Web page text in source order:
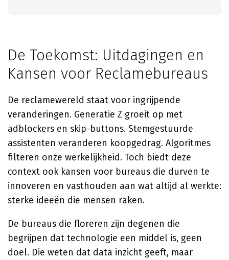
De Toekomst: Uitdagingen en
Kansen voor Reclamebureaus
De reclamewereld staat voor ingrijpende
veranderingen. Generatie Z groeit op met
adblockers en skip-buttons. Stemgestuurde
assistenten veranderen koopgedrag. Algoritmes
filteren onze werkelijkheid. Toch biedt deze
context ook kansen voor bureaus die durven te
innoveren en vasthouden aan wat altijd al werkte:
sterke ideeën die mensen raken.
De bureaus die floreren zijn degenen die
begrijpen dat technologie een middel is, geen
doel. Die weten dat data inzicht geeft, maar